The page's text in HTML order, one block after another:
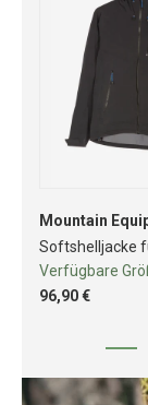
Mountain
Softshelljacke
Verfügbare
96,90 €